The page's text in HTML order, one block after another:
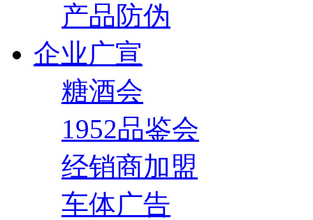
产品防伪
企业广宣
糖酒会
1952品鉴会
经销商加盟
车体广告